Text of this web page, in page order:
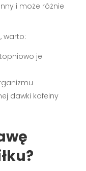
i może różnie
warto:
je
dawki kofeiny